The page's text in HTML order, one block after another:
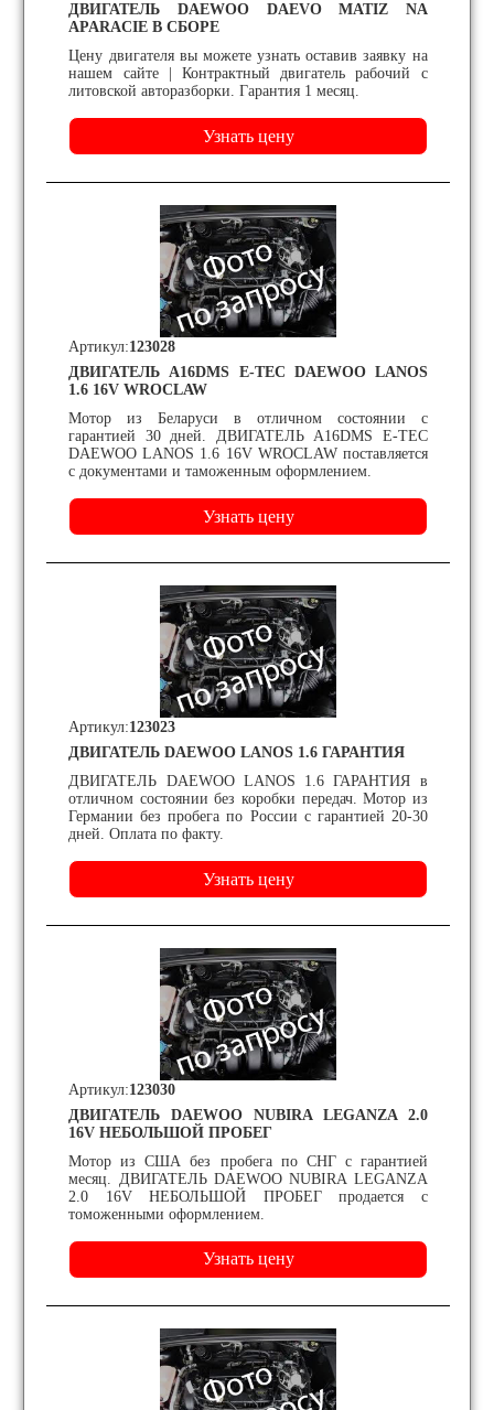
ДВИГАТЕЛЬ DAEWOO DAEVO MATIZ NA
APARACIE В СБОРЕ
Цену двигателя вы можете узнать оставив заявку на
нашем сайте | Контрактный двигатель рабочий с
литовской авторазборки. Гарантия 1 месяц.
ДВИГАТЕЛЬ A16DMS E-TEC DAEWOO LANOS
1.6 16V WROCLAW
Мотор из Беларуси в отличном состоянии с
гарантией 30 дней. ДВИГАТЕЛЬ A16DMS E-TEC
DAEWOO LANOS 1.6 16V WROCLAW поставляется
с документами и таможенным оформлением.
Артикул:123028
ДВИГАТЕЛЬ DAEWOO LANOS 1.6 ГАРАНТИЯ
ДВИГАТЕЛЬ DAEWOO LANOS 1.6 ГАРАНТИЯ в
отличном состоянии без коробки передач. Мотор из
Германии без пробега по России с гарантией 20-30
дней. Оплата по факту.
Артикул:123023
ДВИГАТЕЛЬ DAEWOO NUBIRA LEGANZA 2.0
16V НЕБОЛЬШОЙ ПРОБЕГ
Мотор из США без пробега по СНГ с гарантией
месяц. ДВИГАТЕЛЬ DAEWOO NUBIRA LEGANZA
2.0 16V НЕБОЛЬШОЙ ПРОБЕГ продается с
томоженными оформлением.
Артикул:123030